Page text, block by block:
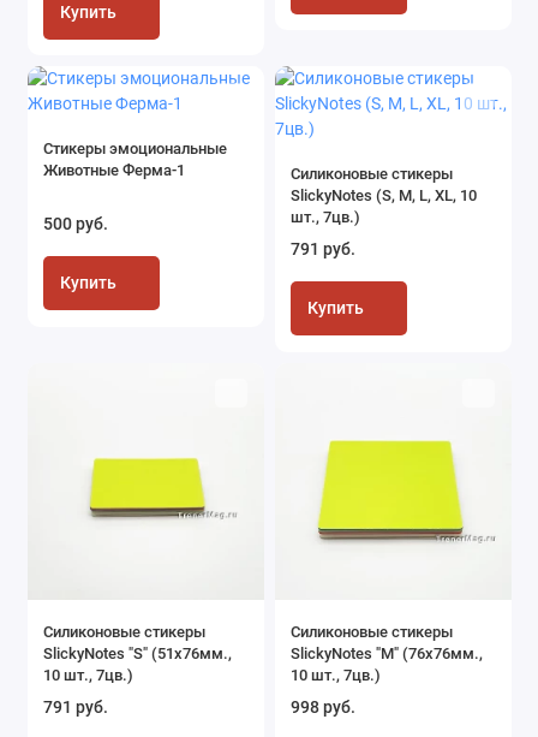
Купить
Стикеры эмоциональные
Животные Ферма-1
500 руб.
Купить
Силиконовые стикеры
SlickyNotes (S, M, L, XL, 10
шт., 7цв.)
791 руб.
Купить
Силиконовые cтикеры
SlickyNotes "S" (51х76мм.,
10 шт., 7цв.)
791 руб.
Силиконовые стикеры
SlickyNotes "M" (76х76мм.,
10 шт., 7цв.)
998 руб.